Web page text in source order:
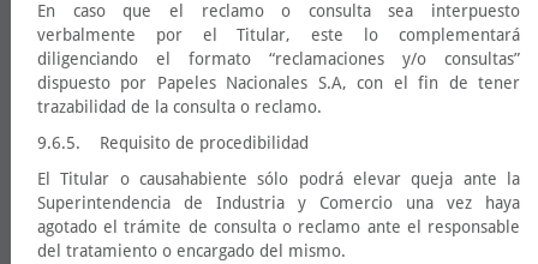
En caso que el reclamo o consulta sea interpuesto
verbalmente por el Titular, este lo complementará
diligenciando el formato “reclamaciones y/o consultas”
dispuesto por Papeles Nacionales S.A, con el fin de tener
trazabilidad de la consulta o reclamo.
9.6.5. Requisito de procedibilidad
El Titular o causahabiente sólo podrá elevar queja ante la
Superintendencia de Industria y Comercio una vez haya
agotado el trámite de consulta o reclamo ante el responsable
del tratamiento o encargado del mismo.